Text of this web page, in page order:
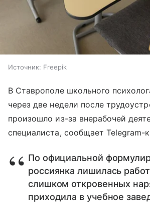
Источник: Freepik
В Ставрополе школьного
через две недели после
произошло из-за внерабочей
специалиста, сообщает Telegram-
По официальной
россиянка лишилась
слишком откровенных
приходила в учебное